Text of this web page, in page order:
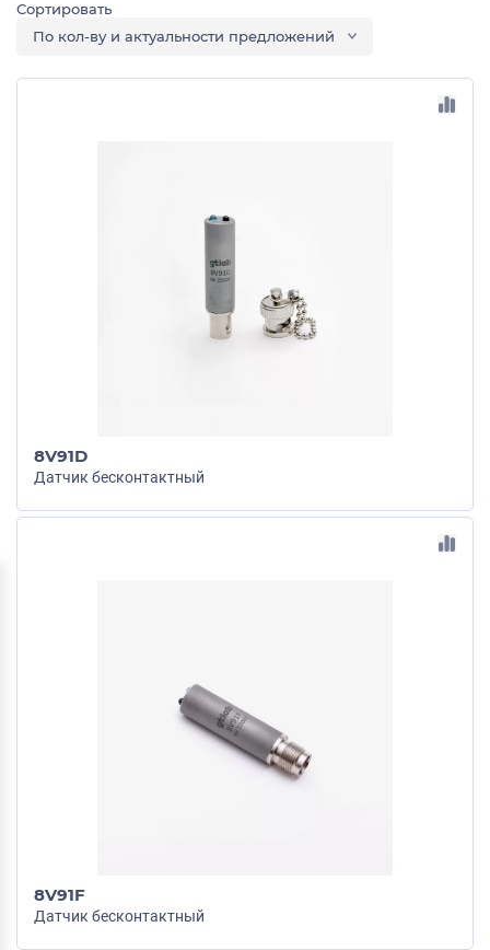
По кол-ву и актуальности предложений
8V91D
Датчик бесконтактный
8V91F
Датчик бесконтактный